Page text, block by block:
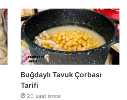
Buğdaylı Tavuk Çorbası
Tarifi
20 saat önce